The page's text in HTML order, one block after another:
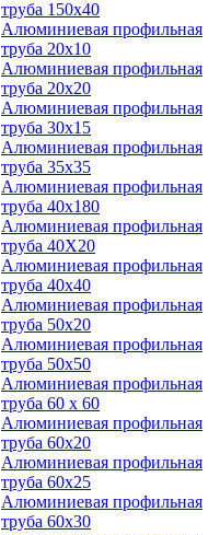
труба 150х40
Алюминиевая профильная
труба 20х10
Алюминиевая профильная
труба 20х20
Алюминиевая профильная
труба 30х15
Алюминиевая профильная
труба 35х35
Алюминиевая профильная
труба 40х180
Алюминиевая профильная
труба 40Х20
Алюминиевая профильная
труба 40х40
Алюминиевая профильная
труба 50х20
Алюминиевая профильная
труба 50х50
Алюминиевая профильная
труба 60 х 60
Алюминиевая профильная
труба 60х20
Алюминиевая профильная
труба 60х25
Алюминиевая профильная
труба 60х30